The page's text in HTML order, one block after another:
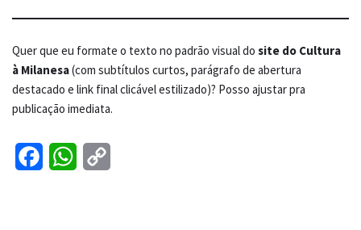
Quer que eu formate o texto no padrão visual do site do Cultura
à Milanesa(com subtítulos curtos, parágrafo de abertura
destacado e link final clicável estilizado)? Posso ajustar pra
publicação imediata.